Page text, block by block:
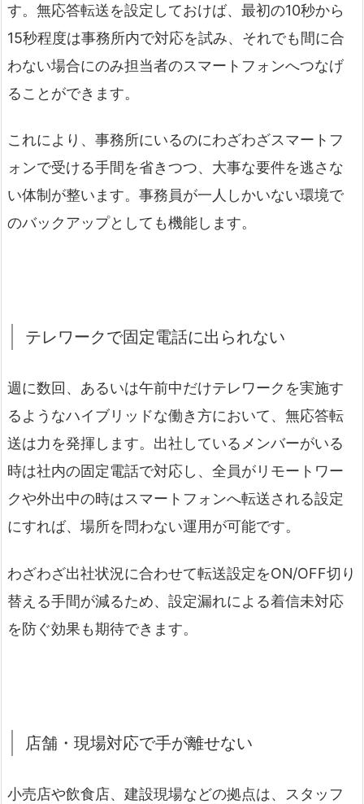
す。無応答転送を設定しておけば、最初の10秒から
15秒程度は事務所内で対応を試み、それでも間に合
わない場合にのみ担当者のスマートフォンへつなげ
ることができます。
これにより、事務所にいるのにわざわざスマートフ
ォンで受ける手間を省きつつ、大事な要件を逃さな
い体制が整います。事務員が一人しかいない環境で
のバックアップとしても機能します。
テレワークで固定電話に出られない
週に数回、あるいは午前中だけテレワークを実施す
るようなハイブリッドな働き方において、無応答転
送は力を発揮します。出社しているメンバーがいる
時は社内の固定電話で対応し、全員がリモートワー
クや外出中の時はスマートフォンへ転送される設定
にすれば、場所を問わない運用が可能です。
わざわざ出社状況に合わせて転送設定をON/OFF切り
替える手間が減るため、設定漏れによる着信未対応
を防ぐ効果も期待できます。
店舗・現場対応で手が離せない
小売店や飲食店、建設現場などの拠点は、スタッフ